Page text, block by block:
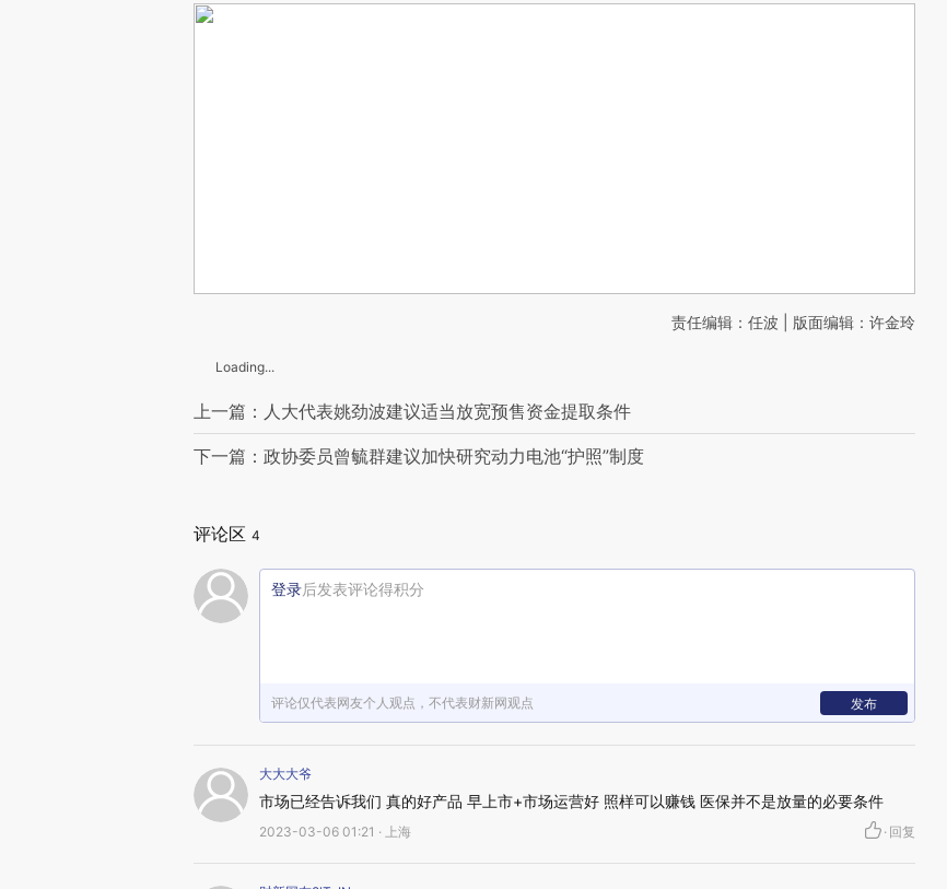
责任编辑：任波 | 版面编辑：许金玲
Loading...
上一篇：人大代表姚劲波建议适当放宽预售资金提取条件
下一篇：政协委员曾毓群建议加快研究动力电池“护照”制度
评论区 4
登录后发表评论得积分
评论仅代表网友个人观点，不代表财新网观点 发布
大大大爷
市场已经告诉我们 真的好产品 早上市+市场运营好 照样可以赚钱 医保并不是放量的必要条件
2023-03-06 01:21 · 上海 · 回复